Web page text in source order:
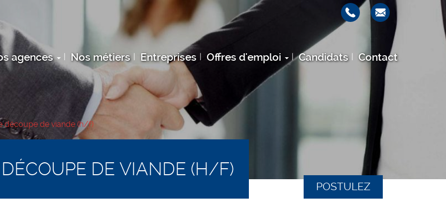
agences Nos métiers Entreprises Offres d'emploi Candidats Contact
découpe de viande (h/f)
POSTULEZ
DE VIANDE (H/F)